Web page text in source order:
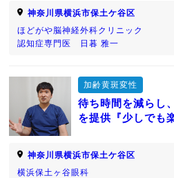
神奈川県横浜市保土ケ谷区
ほどがや脳神経外科クリニック
認知症専門医 日暮 雅一
加齢黄斑変性
待ち時間を減らし
を提供『少しでも
神奈川県横浜市保土ケ谷区
横浜保土ヶ谷眼科